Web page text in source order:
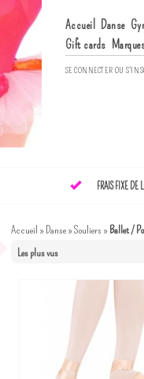
Accueil Danse
Gift cards
SE CONNECTER OU
FRAIS FIXE
Accueil » Danse»Souliers »Ballet /